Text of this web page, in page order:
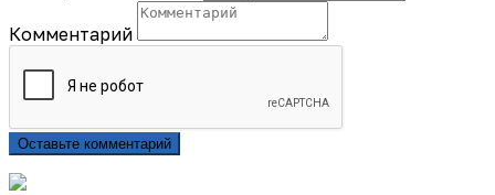
Комментарий
Оставьте комментарий